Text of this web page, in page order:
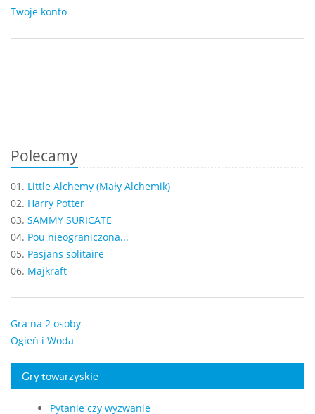
Twoje konto
Polecamy
01. Little Alchemy (Mały Alchemik)
02. Harry Potter
03. SAMMY SURICATE
04. Pou nieograniczona...
05. Pasjans solitaire
06. Majkraft
Gra na 2 osoby
Ogień i Woda
Gry towarzyskie
Pytanie czy wyzwanie